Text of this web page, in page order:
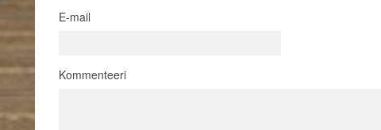
E-mail
Kommenteeri